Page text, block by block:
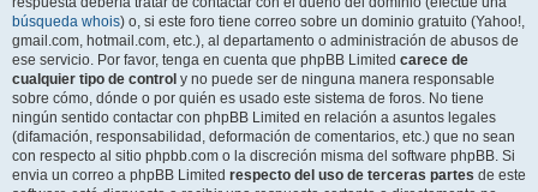
búsqueda whois) o, si este foro tiene correo sobre un dominio gratuito (Yahoo!,
gmail.com, hotmail.com, etc.), al departamento o administración de abusos de
ese servicio. Por favor, tenga en cuenta que phpBB Limited carece de
cualquier tipo de control y no puede ser de ninguna manera responsable
sobre cómo, dónde o por quién es usado este sistema de foros. No tiene
ningún sentido contactar con phpBB Limited en relación a asuntos legales
(difamación, responsabilidad, deformación de comentarios, etc.) que no sean
con respecto al sitio phpbb.com o la discreción misma del software phpBB. Si
envia un correo a phpBB Limited respecto del uso de terceras partes de este